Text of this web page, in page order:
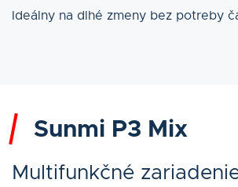
Ideálny na dlhé zmeny bez potreby
Sunmi P3 Mix
Multifunkčné